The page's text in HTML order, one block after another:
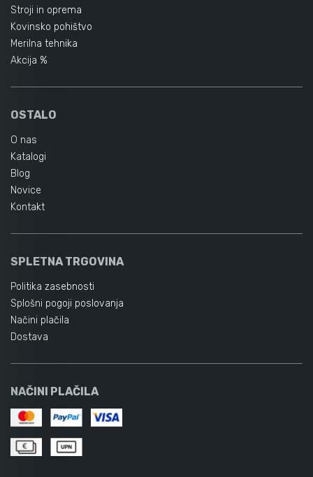
Stroji in oprema
Kovinsko pohištvo
Merilna tehnika
Akcija %
OSTALO
O nas
Katalogi
Blog
Novice
Kontakt
SPLETNA TRGOVINA
Politika zasebnosti
Splošni pogoji poslovanja
Načini plačila
Dostava
NAČINI PLAČILA